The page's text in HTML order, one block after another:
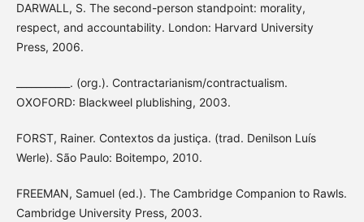
DARWALL, S. The second-person standpoint: morality,
respect, and accountability. London: Harvard University
Press, 2006.
___________. (org.). Contractarianism/contractualism.
OXOFORD: Blackweel plublishing, 2003.
FORST, Rainer. Contextos da justiça. (trad. Denilson Luís
Werle). São Paulo: Boitempo, 2010.
FREEMAN, Samuel (ed.). The Cambridge Companion to Rawls.
Cambridge University Press, 2003.